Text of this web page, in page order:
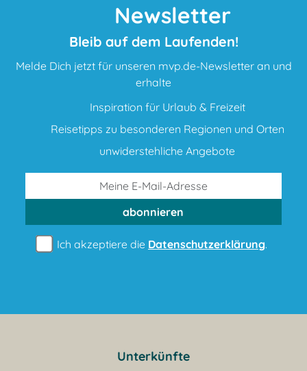
Newsletter
Bleib auf dem Laufenden!
Melde Dich jetzt für unseren mvp.de-Newsletter an und
erhalte
Inspiration für Urlaub & Freizeit
Reisetipps zu besonderen Regionen und Orten
unwiderstehliche Angebote
abonnieren
Ich akzeptiere die Datenschutzerklärung.
Unterkünfte